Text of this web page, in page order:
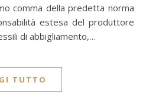
comma della predetta norma
estesa del produttore
di abbigliamento,…
TUTTO